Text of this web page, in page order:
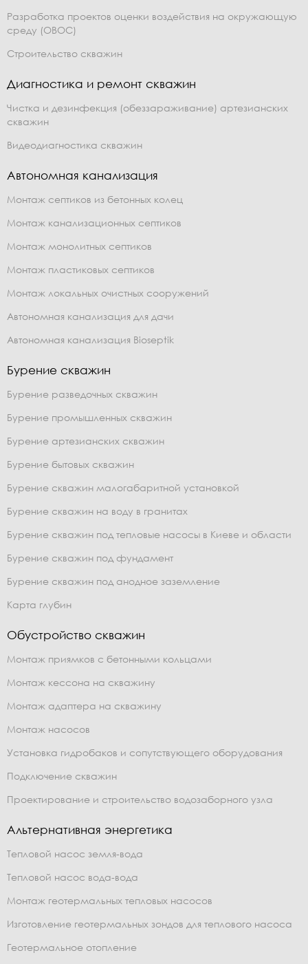
Разработка проектов оценки воздействия на окружающую
среду (ОВОС)
Строительство скважин
Диагностика и ремонт скважин
Чистка и дезинфекция (обеззараживание) артезианских
скважин
Видеодиагностика скважин
Автономная канализация
Монтаж септиков из бетонных колец
Монтаж канализационных септиков
Монтаж монолитных септиков
Монтаж пластиковых септиков
Монтаж локальных очистных сооружений
Автономная канализация для дачи
Автономная канализация Bioseptik
Бурение скважин
Бурение разведочных скважин
Бурение промышленных скважин
Бурение артезианских скважин
Бурение бытовых скважин
Бурение скважин малогабаритной установкой
Бурение скважин на воду в гранитах
Бурение скважин под тепловые насосы в Киеве и области
Бурение скважин под фундамент
Бурение скважин под анодное заземление
Карта глубин
Обустройство скважин
Монтаж приямков с бетонными кольцами
Монтаж кессона на скважину
Монтаж адаптера на скважину
Монтаж насосов
Установка гидробаков и сопутствующего оборудования
Подключение скважин
Проектирование и строительство водозаборного узла
Альтернативная энергетика
Тепловой насос земля-вода
Тепловой насос вода-вода
Монтаж геотермальных тепловых насосов
Изготовление геотермальных зондов для теплового насоса
Геотермальное отопление